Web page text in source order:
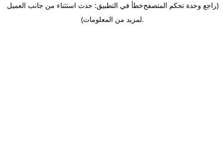
خطأ في التطبيق: حدث استثناء من جانب العميل(راجع وحدة تحكم المتصفح
لمزيد من المعلومات).